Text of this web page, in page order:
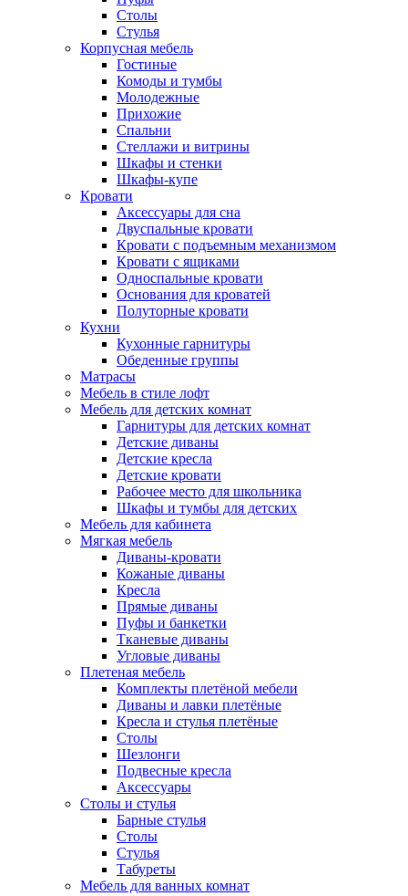
Столы
Стулья
Корпусная мебель
Гостиные
Комоды и тумбы
Молодежные
Прихожие
Спальни
Стеллажи и витрины
Шкафы и стенки
Шкафы-купе
Кровати
Аксессуары для сна
Двуспальные кровати
Кровати с подъемным механизмом
Кровати с ящиками
Односпальные кровати
Основания для кроватей
Полуторные кровати
Кухни
Кухонные гарнитуры
Обеденные группы
Матрасы
Мебель в стиле лофт
Мебель для детских комнат
Гарнитуры для детских комнат
Детские диваны
Детские кресла
Детские кровати
Рабочее место для школьника
Шкафы и тумбы для детских
Мебель для кабинета
Мягкая мебель
Диваны-кровати
Кожаные диваны
Кресла
Прямые диваны
Пуфы и банкетки
Тканевые диваны
Угловые диваны
Плетеная мебель
Комплекты плетёной мебели
Диваны и лавки плетёные
Кресла и стулья плетёные
Столы
Шезлонги
Подвесные кресла
Аксессуары
Столы и стулья
Барные стулья
Столы
Стулья
Табуреты
Мебель для ванных комнат